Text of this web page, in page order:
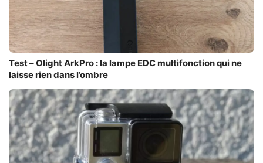
Test – Olight ArkPro : la lampe EDC multifonction qui ne
laisse rien dans l’ombre